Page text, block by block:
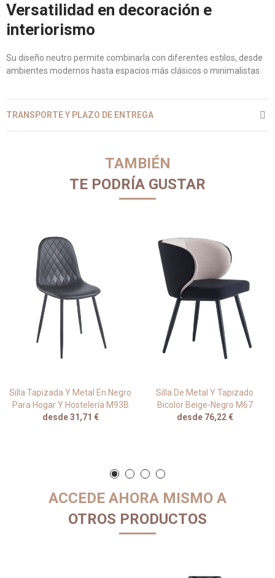
Versatilidad en decoración e
interiorismo
Su diseño neutro permite combinarla con diferentes estilos, desde
ambientes modernos hasta espacios más clásicos o minimalistas.
TRANSPORTE Y PLAZO DE ENTREGA
TAMBIÉN
TE PODRÍA GUSTAR
Silla Tapizada Y Metal En Negro
Para Hogar Y Hostelería M93B
desde 31,71 €
Silla De Metal Y Tapizado
Bicolor Beige-Negro M67
desde 76,22 €
ACCEDE AHORA MISMO A
OTROS PRODUCTOS